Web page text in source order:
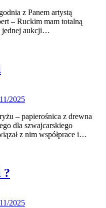
z Panem artystą
– Ruckim mam totalną
jednej aukcji…
2025
– papierośnica z drewna
dla szwajcarskiego
z nim współprace i…
?
2025